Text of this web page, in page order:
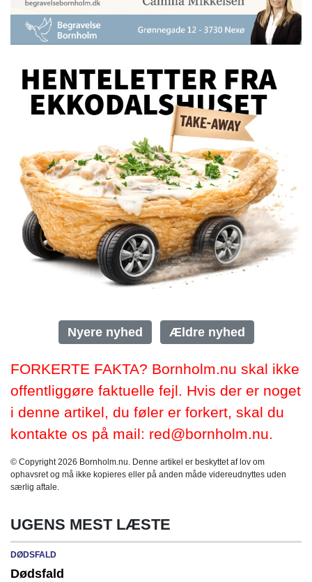
Nyere nyhed Ældre nyhed
FORKERTE FAKTA? Bornholm.nu skal ikke
offentliggøre faktuelle fejl. Hvis der er noget
i denne artikel, du føler er forkert, skal du
kontakte os på mail: red@bornholm.nu.
© Copyright 2026 Bornholm.nu. Denne artikel er beskyttet af lov om
ophavsret og må ikke kopieres eller på anden måde videreudnyttes uden
særlig aftale.
UGENS MEST LÆSTE
DØDSFALD
Dødsfald